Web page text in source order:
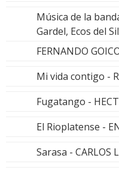
Música de la
Gardel, Ecos del
FERNANDO
Mi vida contigo -
Fugatango -
El Rioplatense -
Sarasa - CARLOS